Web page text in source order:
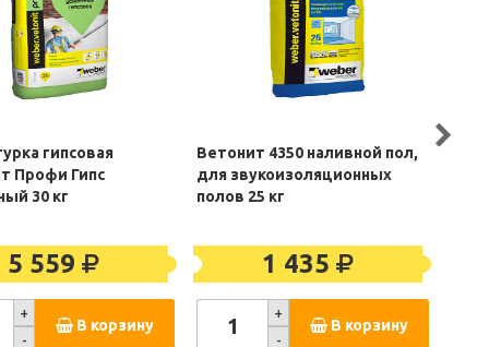
гипсовая
Профи Гипс
30 кг
5 559
+
-
В корзину
Ветонит 4350 наливной пол,
для звукоизоляционных
полов 25 кг
1 435
+
-
В корзину